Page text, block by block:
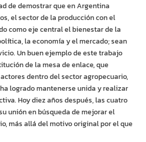
de demostrar que en Argentina
el sector de la producción con el
como eje central el bienestar de la
la economía y el mercado; sean
Un buen ejemplo de este trabajo
de la mesa de enlace, que
dentro del sector agropecuario,
logrado mantenerse unida y realizar
Hoy diez años después, las cuatro
unión en búsqueda de mejorar el
más allá del motivo original por el que